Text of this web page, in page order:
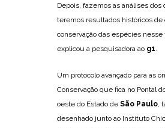
Depois, fazemos as análises dos
teremos resultados históricos de
conservação das espécies nesse
explicou a pesquisadora ao g1
Um protocolo avançado para as
Conservação que fica no Pontal
oeste do Estado de São Paulo ,
desenhado junto ao Instituto